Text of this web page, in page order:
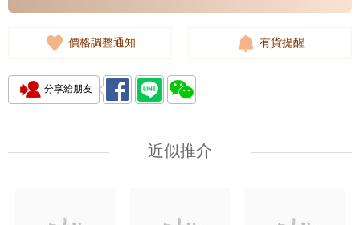
價格調整通知 有貨提醒
分享給朋友
近似推介